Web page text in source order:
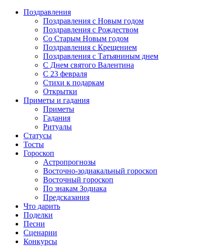
Поздравления
Поздравления с Новым годом
Поздравления с Рождеством
Со Старым Новым годом
Поздравления с Крещением
Поздравления с Татьяниным днем
С Днем святого Валентина
C 23 февраля
Стихи к подаркам
Открытки
Приметы и гадания
Приметы
Гадания
Ритуалы
Статусы
Тосты
Гороскоп
Астропрогнозы
Восточно-зодиакальный гороскоп
Восточный гороскоп
По знакам Зодиака
Предсказания
Что дарить
Поделки
Песни
Сценарии
Конкурсы